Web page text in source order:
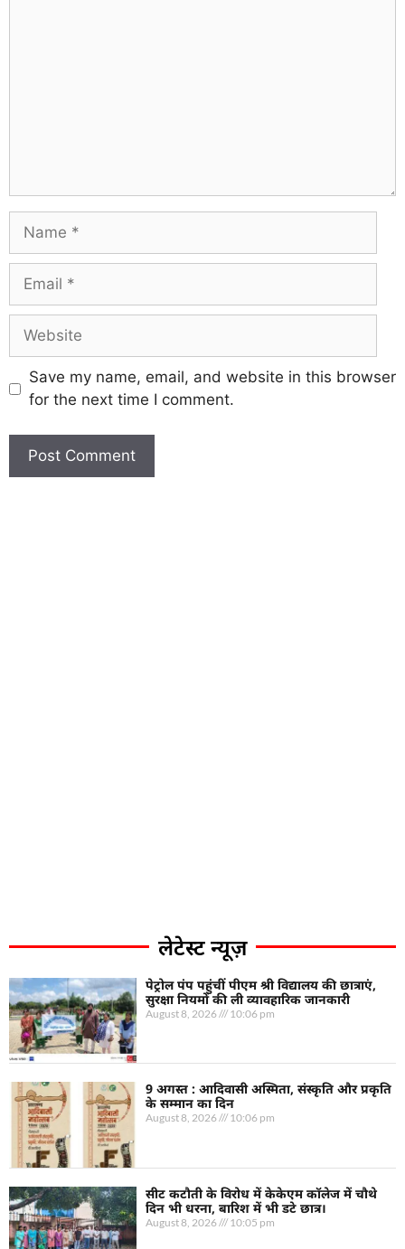
लेटेस्ट न्यूज़
पेट्रोल पंप पहुंचीं पीएम श्री विद्यालय की छात्राएं,
सुरक्षा नियमों की ली व्यावहारिक जानकारी
August 8, 2026 10:06 pm
9 अगस्त : आदिवासी अस्मिता, संस्कृति और प्रकृति
के सम्मान का दिन
August 8, 2026 10:06 pm
सीट कटौती के विरोध में केकेएम कॉलेज में चौथे
दिन भी धरना, बारिश में भी डटे छात्र।
August 8, 2026 10:05 pm
Save my name, email, and website in this browser
for the next time I comment.